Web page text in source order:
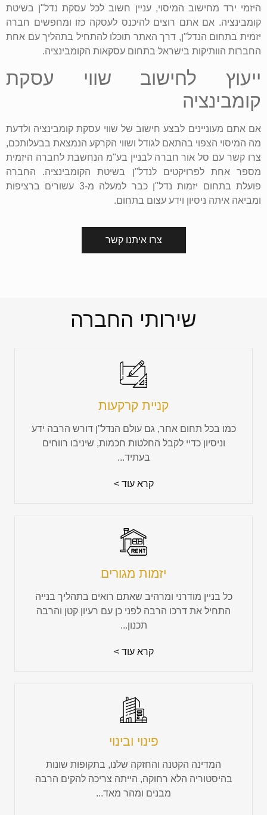
היזמי ירד מחישוב המיסוי, עניין חשוב לכל עסקת נדל"ן בשיטת
קומבינציה. אם אתם רוצים להיכנס לעסקה כזו ומחפשים חברה
יזמית בתחום הנדל"ן, דרך האתר תוכלו להתחיל בתהליך עם אחת
החברות הוותיקות בישראל בתחום עסקאות הקומבינציה.
ייעוץ לחישוב שווי עסקת
קומבינציה
אם אתם מעוניינים לבצע חישוב של שווי עסקת קומבינציה ולדעת
מה המיסוי הצפוי בהתאם לגודל ושווי הקרקע הנמצאת בבעלותכם,
צרו קשר עם סל אור חברה לבניין בע"מ הנחשבת לחברה היזמית
מספר אחת לפרויקטים לנדל"ן בשיטת הקומבינציה. החברה
פועלת בתחום יזמות נדל"ן כבר למעלה מ-3 עשורים ברציפות
ומביאה איתה ניסיון וידע עצום בתחום.
צרו איתנו קשר
שירותי החברה
קניית קרקעות
כמו בכל תחום אחר, גם עולם הנדל”ן דורש הרבה ידע
וניסיון כדיי לקבל החלטות חכמות, שיניבו רווחים
בעתיד...
קרא עוד >
יזמות מגורים
כל בניין מודרני ומרהיב שאתם רואים בתהליך בנייה
התחיל את דרכו הרבה לפני כן עם רעיון קטן והרבה
תכנון...
קרא עוד >
פינוי ובינוי
המדינה הקטנה והחזקה שלנו, בתקופות שונות
בהיסטוריה הלא רחוקה, הייתה צריכה להקים הרבה
מבנים ומהר מאד...